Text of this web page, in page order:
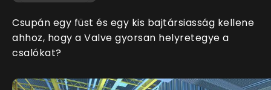
Csupán egy füst és egy kis bajtársiasság kellene
ahhoz, hogy a Valve gyorsan helyretegye a
csalókat?